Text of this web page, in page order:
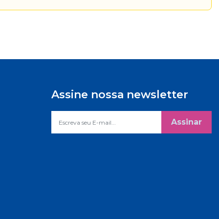
Assine nossa newsletter
Assinar